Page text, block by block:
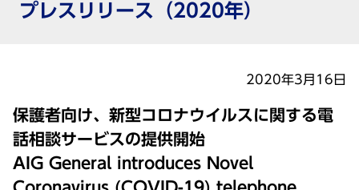
プレスリリース（2020年）
2020年3月16日
保護者向け、新型コロナウイルスに関する電
話相談サービスの提供開始
AIG General introduces Novel
Coronavirus (COVID-19) telephone